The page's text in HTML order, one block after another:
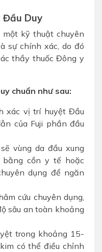
Đầu Duy
một kỹ thuật chuyên
sự chính xác, do đó
thầy thuốc Đông y
chuẩn như sau:
xác vị trí huyệt Đầu
của Fuji phần đầu
vùng da đầu xung
bằng cồn y tế hoặc
dụng để ngăn
cứu chuyên dụng,
sâu an toàn khoảng
trong khoảng 15-
có thể điều chỉnh